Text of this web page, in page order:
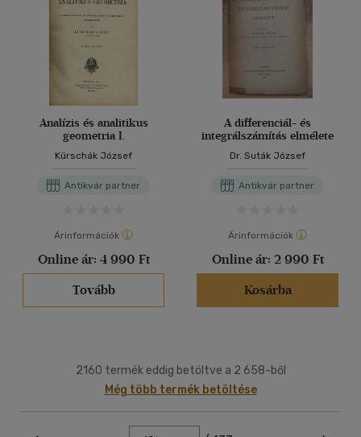
Analízis és analitikus
geometria I.
Kürschák József
Antikvár partner
Árinformációk
Online ár: 4 990 Ft
Tovább
A differenciál- és
integrálszámítás elmélete
Dr. Suták József
Antikvár partner
Árinformációk
Online ár: 2 990 Ft
Kosárba
2160 termék eddig betöltve a 2 658-ből
Még több termék betöltése